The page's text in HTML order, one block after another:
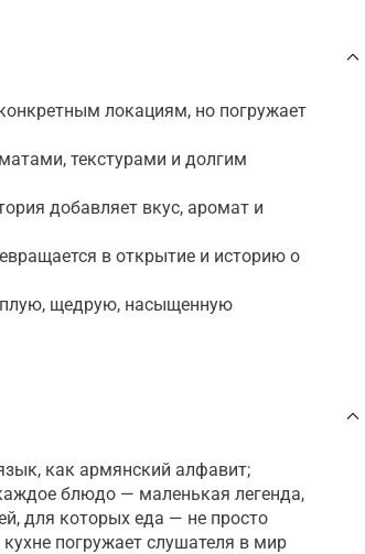
локациям, но погружает
текстурами и долгим
добавляет вкус, аромат и
в открытие и историю о
щедрую, насыщенную
как армянский алфавит;
блюдо — маленькая легенда,
для которых еда — не просто
погружает слушателя в мир